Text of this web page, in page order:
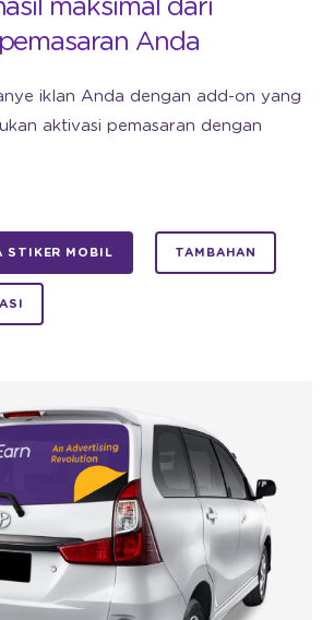
maksimal dari
Anda
iklan Anda dengan add-on yang
aktivasi pemasaran dengan
STIKER MOBIL TAMBAHAN